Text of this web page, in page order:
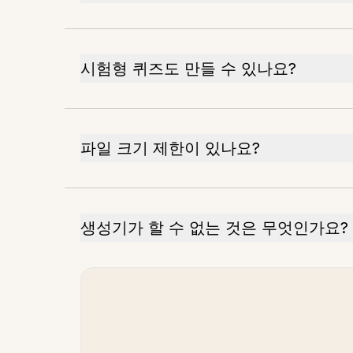
시험형 퀴즈도 만들 수 있나요?
파일 크기 제한이 있나요?
생성기가 할 수 없는 것은 무엇인가요?